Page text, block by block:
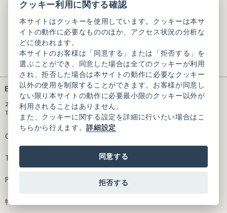
2F, 3-25-4 Nishihara, Shibuya-ku,
Tokyo 151-0066, Japan
Official site
Terms of Use
Privacy Policy
特定商取引法に基づく表記
Contact
クッキー利用に関する確認
本サイトはクッキーを使用しています。クッキーは本サ
イトの動作に必要なもののほか、アクセス状況の分析な
どに使われます。
本サイトのお客様は「同意する」または「拒否する」を
選ぶことができ、同意した場合は全てのクッキーが利用
され、拒否した場合は本サイトの動作に必要なクッキー
以外の使用を制限することができます。お客様が同意し
ない限り本サイトの動作に必要最小限のクッキー以外が
利用されることはありません。
また、クッキーに関する設定を詳細に行いたい場合はこ
ちらから行えます。詳細設定
同意する
拒否する